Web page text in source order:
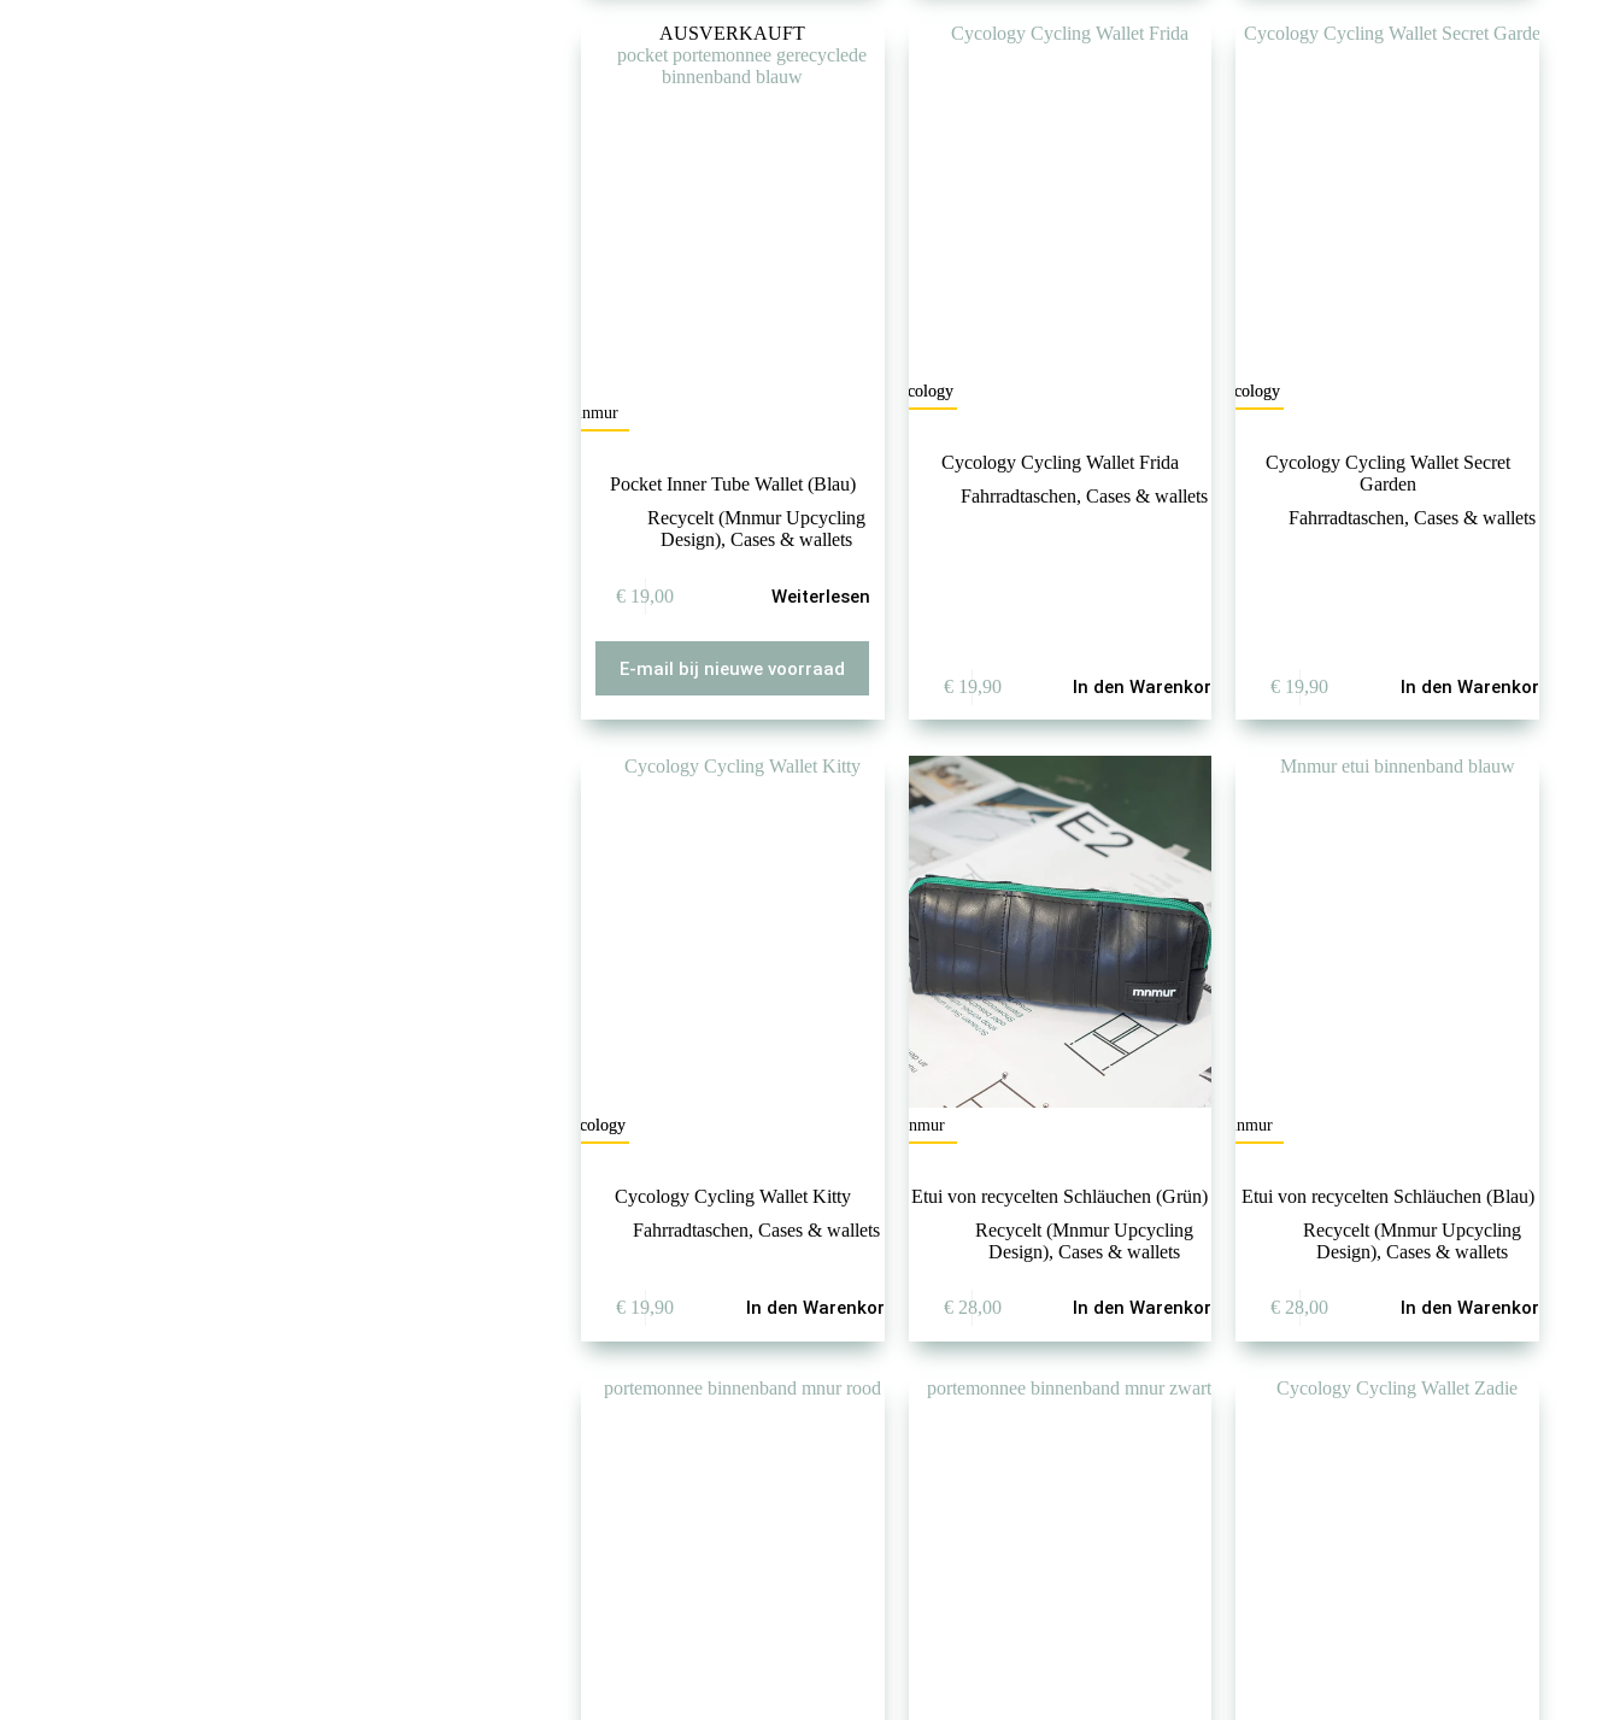
AUSVERKAUFT
mnmur
Pocket Inner Tube Wallet (Blau)
Recycelt (Mnmur Upcycling
Design),Cases & wallets
€ 19,00 Weiterlesen
E-mail bij nieuwe voorraad
Cycology
Cycology Cycling Wallet Frida
Fahrradtaschen, Cases & wallets
€19,90 In den Warenkorb
Cycology
Cycology Cycling Wallet Secret
Garden
Fahrradtaschen, Cases & wallets
€ 19,90 In den Warenkorb
Cycology
Cycology Cycling Wallet Kitty
Fahrradtaschen,Cases & wallets
€ 19,90 In den Warenkorb
mnmur
Etui von recycelten Schläuchen (Grün)
Recycelt (Mnmur Upcycling
Design), Cases & wallets
€28,00 In den Warenkorb
mnmur
Etui von recycelten Schläuchen (Blau)
Recycelt (Mnmur Upcycling
Design), Cases & wallets
€ 28,00 In den Warenkorb